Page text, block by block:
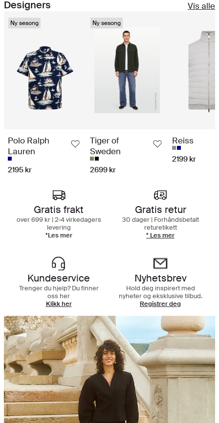
Designers Vis alle
Ny sesong
Polo Ralph
Lauren
2195 kr
Ny sesong
Tiger of
Sweden
2699 kr
Reiss
2199 kr
Gratis frakt
over 699 kr | 2-4 virkedagers
levering
*Les mer
Gratis retur
30 dager | Forhåndsbetalt
returetikett
* Les mer
Kundeservice
Trenger du hjelp? Du finner
oss her
Klikk her
Nyhetsbrev
Hold deg inspirert med
nyheter og eksklusive tilbud.
Registrer deg